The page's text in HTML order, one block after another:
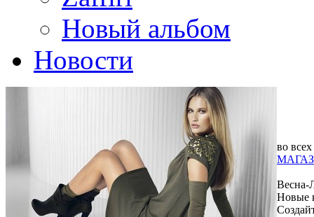
Новый альбом
Новости
во всех
Весна-
Новые